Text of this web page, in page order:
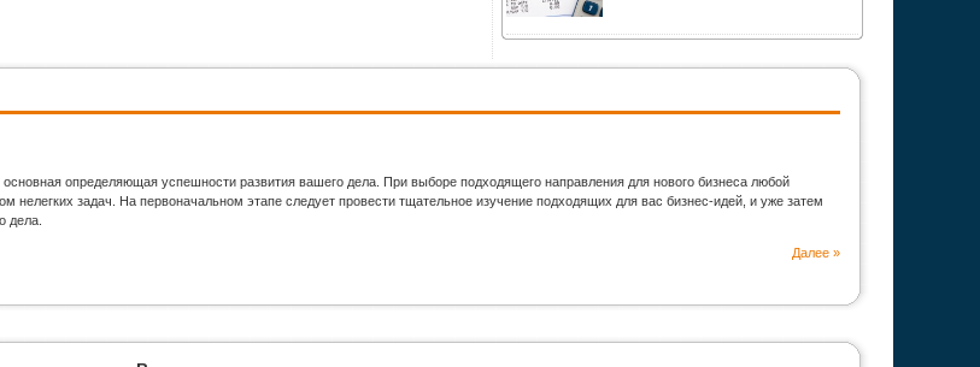
определяющая успешности развития вашего дела. При выборе подходящего направления для нового бизнеса любой
нелегких задач. На первоначальном этапе следует провести тщательное изучение подходящих для вас бизнес-идей, и уже затем
дела.
Далее »